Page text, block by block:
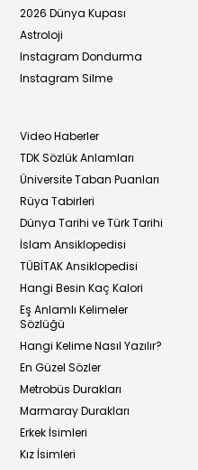
2026 Dünya Kupası
Astroloji
Instagram Dondurma
Instagram Silme
Video Haberler
TDK Sözlük Anlamları
Üniversite Taban Puanları
Rüya Tabirleri
Dünya Tarihi ve Türk Tarihi
İslam Ansiklopedisi
TÜBİTAK Ansiklopedisi
Hangi Besin Kaç Kalori
Eş Anlamlı Kelimeler
Sözlüğü
Hangi Kelime Nasıl Yazılır?
En Güzel Sözler
Metrobüs Durakları
Marmaray Durakları
Erkek İsimleri
Kız İsimleri